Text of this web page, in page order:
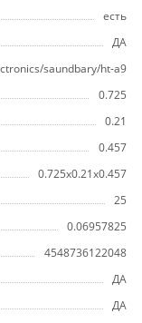
есть
ДА
saundbary/ht-a9
0.725
0.21
0.457
0.725x0.21x0.457
25
0.06957825
4548736122048
ДА
ДА